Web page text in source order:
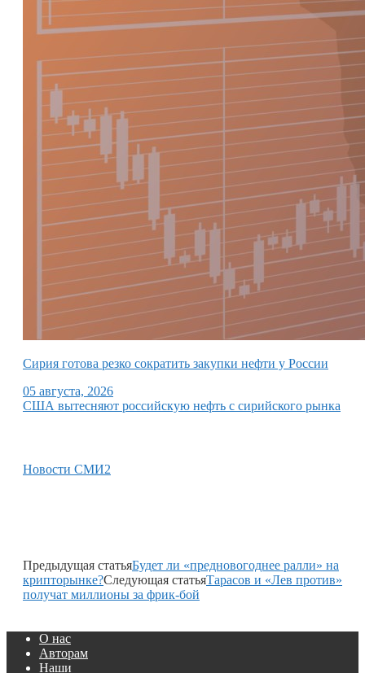
Сирия готова резко сократить закупки нефти у России
05 августа, 2026
США вытесняют российскую нефть с сирийского рынка
Новости СМИ2
Предыдущая статьяБудет ли «предновогоднее ралли» на
крипторынке?Следующая статьяТарасов и «Лев против»
получат миллионы за фрик-бой
О нас
Авторам
Наши